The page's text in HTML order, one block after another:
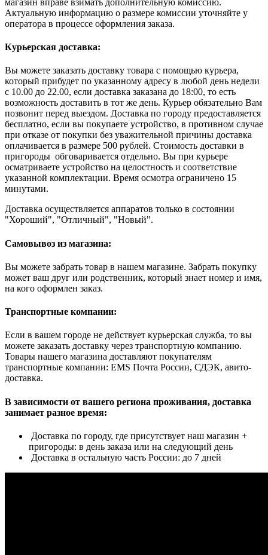
Актуальную информацию о размере комиссии уточняйте у
оператора в процессе оформления заказа.
Курьерская доставка:
Вы можете заказать доставку товара с помощью курьера,
который прибудет по указанному адресу в любой день недели
с 10.00 до 22.00, если доставка заказана до 18:00, то есть
возможность доставить в тот же день. Курьер обязательно Вам
позвонит перед выездом. Доставка по городу предоставляется
бесплатно, если вы покупаете устройство, в противном случае
при отказе от покупки без уважительной причины доставка
оплачивается в размере 500 рублей. Стоимость доставки в
пригороды обговаривается отдельно. Вы при курьере
осматриваете устройство на целостность и соответствие
указанной комплектации. Время осмотра ограничено 15
минутами.
Доставка осуществляется аппаратов только в состоянии
"Хороший", "Отличный", "Новый".
Самовывоз из магазина:
Вы можете забрать товар в нашем магазине. Забрать покупку
может ваш друг или родственник, который знает номер и имя,
на кого оформлен заказ.
Транспортные компании:
Если в вашем городе не действует курьерская служба, то вы
можете заказать доставку через транспортную компанию.
Товары нашего магазина доставляют покупателям
транспортные компании: EMS Почта России, СДЭК, авито-
доставка.
В зависимости от вашего региона проживания, доставка
занимает разное время:
Доставка по городу, где присутствует наш магазин +
пригороды: в день заказа или на следующий день
Доставка в остальную часть России: до 7 дней